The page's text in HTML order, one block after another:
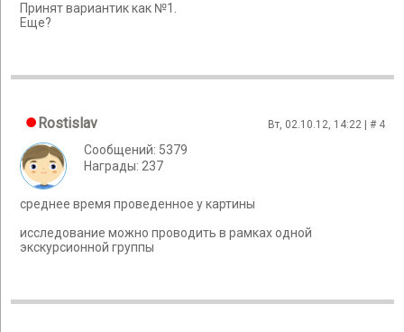
Принят вариантик как №1.
Еще?
Rostislav Вт, 02.10.12, 14:22 | # 4
Сообщений: 5379
Награды: 237
среднее время проведенное у картины
исследование можно проводить в рамках одной
экскурсионной группы